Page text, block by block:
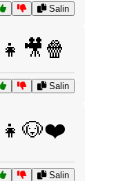
Salin
👧🎥🍿
Salin
👧🐶❤️
Salin